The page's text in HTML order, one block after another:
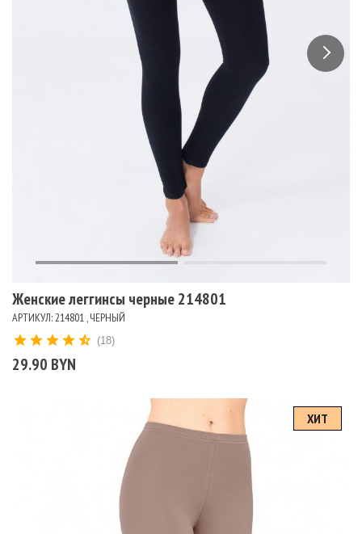
Женские леггинсы черные 214801
АРТИКУЛ: 214801 , ЧЕРНЫЙ
29.90 BYN
(18)
ХИТ